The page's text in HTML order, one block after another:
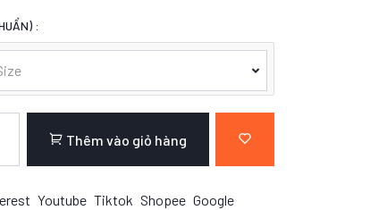
:
Thêm vào giỏ hàng
Youtube Tiktok Shopee Google